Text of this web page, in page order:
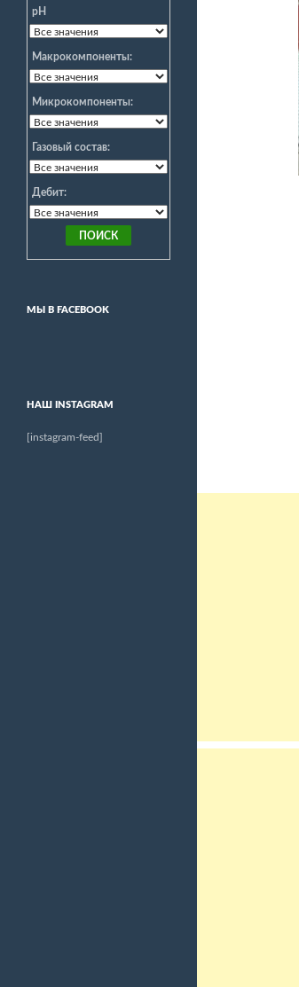
pH
Макрокомпоненты:
Микрокомпоненты:
Газовый состав:
Дебит:
МЫ В FACEBOOK
НАШ INSTAGRAM
[instagram-feed]